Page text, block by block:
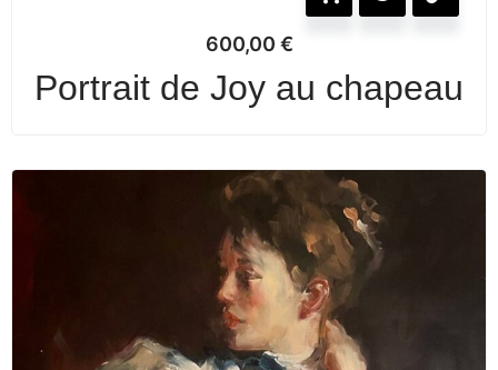
600,00 €
Portrait de Joy au chapeau